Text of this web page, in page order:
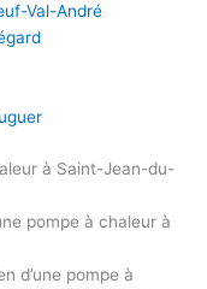
Val-André
à Saint-Jean-du-
pompe à chaleur à
d’une pompe à